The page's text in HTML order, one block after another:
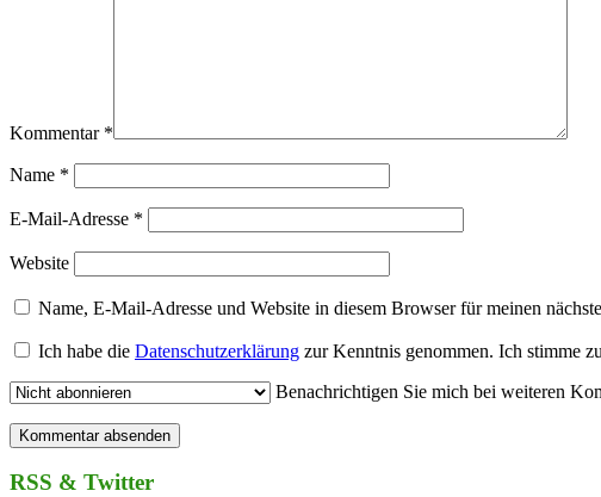
Kommentar *
Name *
E-Mail-Adresse *
Website
Name, E-Mail-Adresse und Website in diesem Browser für meinen
Ich habe die Datenschutzerklärung zur Kenntnis genommen. Ich stimme
Benachrichtigen Sie mich bei weiteren
RSS & Twitter